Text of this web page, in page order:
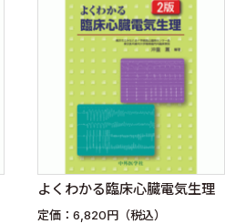
よくわかる臨床心臓電気生理
定価：6,820円（税込）